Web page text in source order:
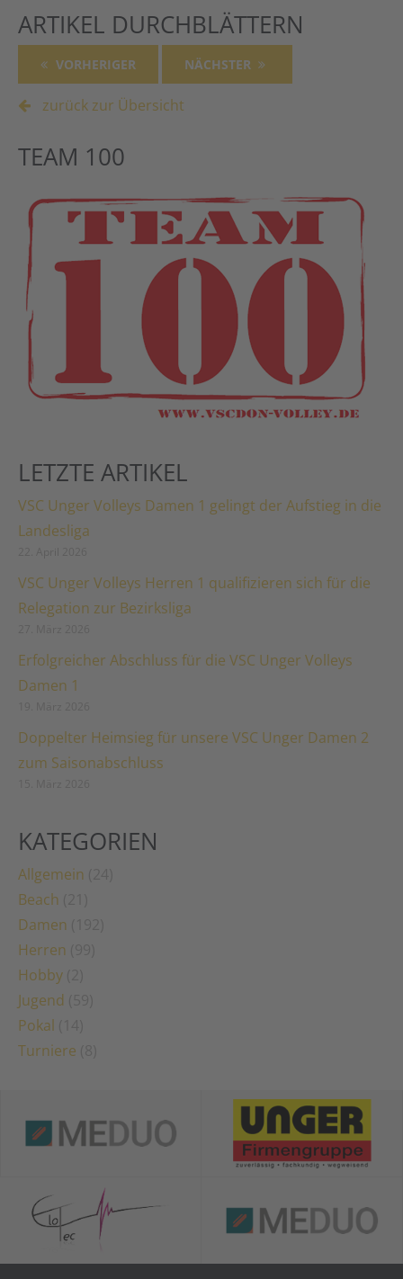
ARTIKEL DURCHBLÄTTERN
VORHERIGER NÄCHSTER
zurück zur Übersicht
TEAM 100
LETZTE ARTIKEL
VSC Unger Volleys Damen 1 gelingt der Aufstieg in die
Landesliga
VSC Unger Volleys Herren 1 qualifizieren sich für die
Relegation zur Bezirksliga
Erfolgreicher Abschluss für die VSC Unger Volleys
Damen 1
Doppelter Heimsieg für unsere VSC Unger Damen 2
zum Saisonabschluss
KATEGORIEN
Allgemein
Beach
Damen
Herren
Hobby
Jugend
Pokal
Turniere